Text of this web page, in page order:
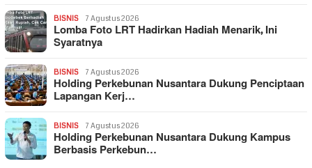
BISNIS 7 Agustus 2026
Lomba Foto LRT Hadirkan Hadiah Menarik, Ini
Syaratnya
BISNIS 7 Agustus 2026
Holding Perkebunan Nusantara Dukung Penciptaan
Lapangan Kerj…
BISNIS 7 Agustus 2026
Holding Perkebunan Nusantara Dukung Kampus
Berbasis Perkebun…